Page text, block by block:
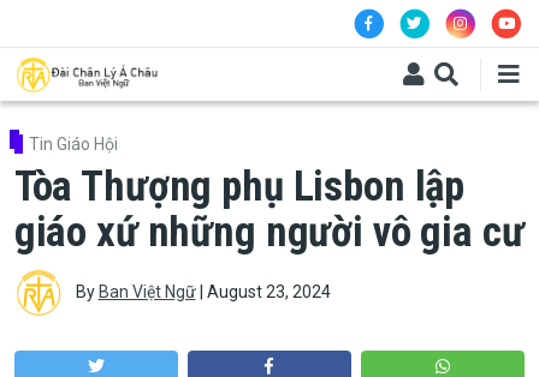
Tin Giáo Hội
Tòa Thượng phụ Lisbon lập
giáo xứ những người vô gia cư
By Ban Việt Ngữ| August 23, 2024